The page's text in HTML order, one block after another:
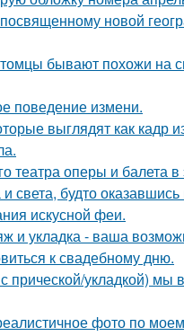
новой
бывают похожи на
поведение измени.
выглядят как кадр
театра оперы и балета в
света, будто
искусной феи.
и укладка - ваша
к свадебному дню.
прической/укладкой) мы
фото по